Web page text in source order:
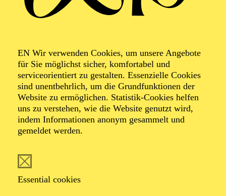
EN Wir verwenden Cookies, um unsere Angebote
für Sie möglichst sicher, komfortabel und
serviceorientiert zu gestalten. Essenzielle Cookies
sind unentbehrlich, um die Grundfunktionen der
Website zu ermöglichen. Statistik-Cookies helfen
uns zu verstehen, wie die Website genutzt wird,
indem Informationen anonym gesammelt und
gemeldet werden.
Essential cookies
Alfried Krupp Saal
Organiser: Theater-, Konzert- u. Gastspieldirektion OTTO
HOFNER GMBH
TICKETS
55,20 52,70€
EN: SCHAUSPIEL ESSEN
05.09.2026
19:30 - 21:30